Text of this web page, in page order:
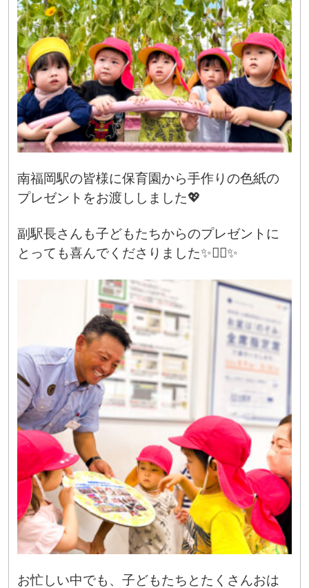
南福岡駅の皆様に保育園から手作りの色紙の
プレゼントをお渡ししました💖
副駅長さんも子どもたちからのプレゼントに
とっても喜んでくださりました✨👨‍✈️✨
お忙しい中でも、子どもたちとたくさんおは